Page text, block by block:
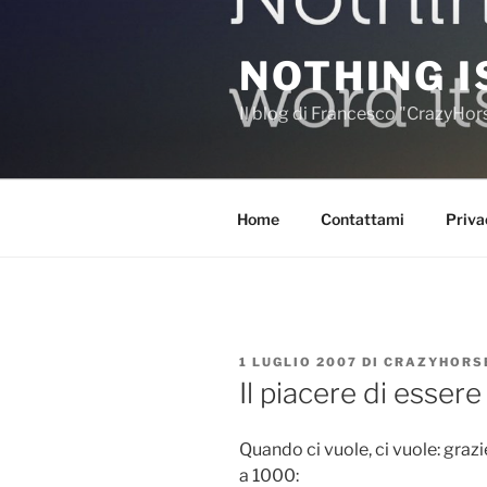
NOTHING
Il blog di Francesco
Home Contattami
PUBBLICATO
IL
1 LUGLIO 2007 DI
Il piacere di
Quando ci vuole, ci vuole:
a 1000: